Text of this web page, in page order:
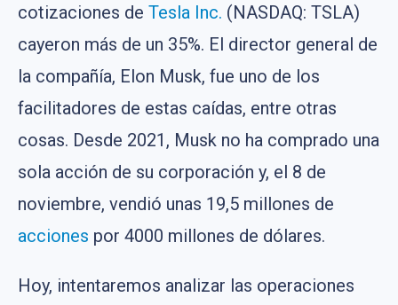
cotizaciones de Tesla Inc. (NASDAQ: TSLA)
cayeron más de un 35%. El director general de
la compañía, Elon Musk, fue uno de los
facilitadores de estas caídas, entre otras
cosas. Desde 2021, Musk no ha comprado una
sola acción de su corporación y, el 8 de
noviembre, vendió unas 19,5 millones de
acciones por 4000 millones de dólares.
Hoy, intentaremos analizar las operaciones